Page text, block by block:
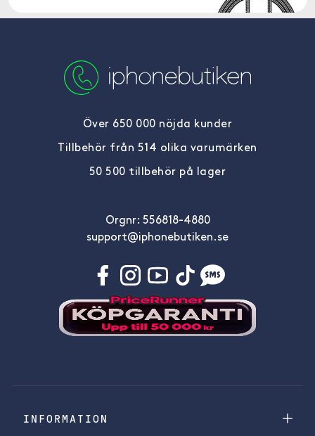
Över 650 000 nöjda kunder
Tillbehör från 514 olika varumärken
50 500 tillbehör på lager
Orgnr: 556818-4880
support@iphonebutiken.se
INFORMATION